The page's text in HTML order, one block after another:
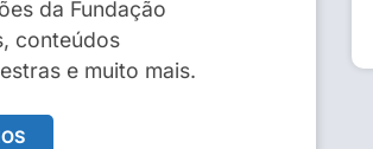
da Fundação
conteúdos
e muito mais.
Oliveira